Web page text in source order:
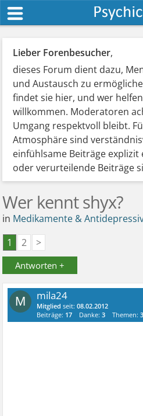
Lieber Forenbesucher,
dieses Forum dient dazu,
und Austausch zu
findet sie hier, und wer
willkommen. Moderatoren
Umgang respektvoll bleibt.
Atmosphäre sind
einfühlsame Beiträge
oder verurteilende Beiträge
Wer kennt shyx?
in Medikamente &
1
2 >
Antworten +
M mila24
Mitglied seit:08.02.2012
Beiträge: 17 Danke:3 Themen:3